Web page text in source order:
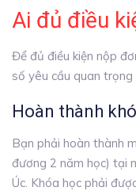
Ai đủ điều
Để đủ điều kiện nộp
số yêu cầu quan trọng
Hoàn thành
Bạn phải hoàn thành
đương 2 năm học) tại
Úc. Khóa học phải